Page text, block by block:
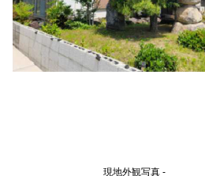
現地外観写真 -